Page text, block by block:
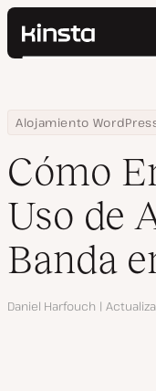
Kinsta®
Precios
Contacto
Buscar
Home
Centro de Recursos
Blog
Alojamiento
Cómo Encontrar el Uso
Cómo
Uso de
Banda
Autor
Daniel Harfouch